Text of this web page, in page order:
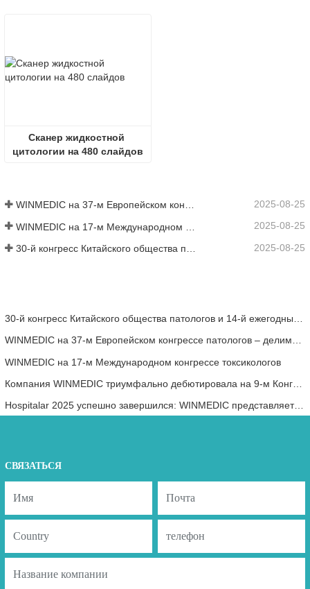
Сканер жидкостной
цитологии на 480 слайдов
WINMEDIC на 37-м Европейском конгрессе патологов – делимся инновациями со всем миром 2025-08-25
2025-08-25
2025-08-25
WINMEDIC на 37-м Европейском конгрессе патологов – делимся инновациями со всем миром
WINMEDIC на 17-м Международном конгрессе токсикологов
Hospitalar 2025 успешно завершился: WINMEDIC представляет инновации в области патологии
СВЯЗАТЬСЯ